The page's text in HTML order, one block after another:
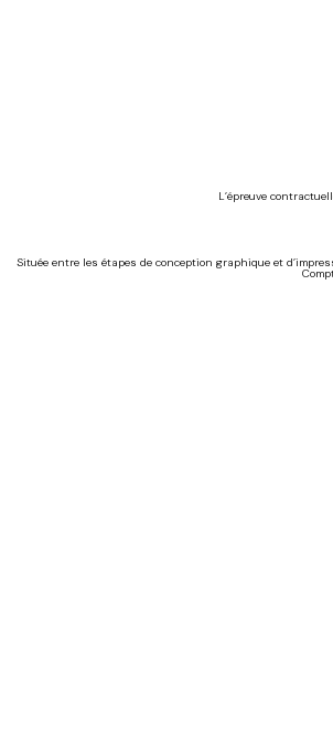
L’épreuve
Située entre les étapes de conception graphique et